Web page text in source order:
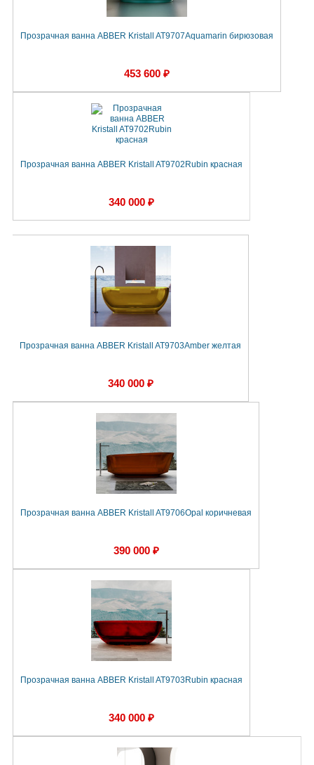
Прозрачная ванна ABBER Kristall AT9707Aquamarin бирюзовая
453 600 ₽
Прозрачная ванна ABBER Kristall AT9702Rubin красная
340 000 ₽
Прозрачная ванна ABBER Kristall AT9703Amber желтая
340 000 ₽
Прозрачная ванна ABBER Kristall AT9706Opal коричневая
390 000 ₽
Прозрачная ванна ABBER Kristall AT9703Rubin красная
340 000 ₽